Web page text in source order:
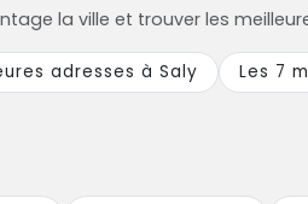
la ville et trouver les
adresses à Saly Les 7